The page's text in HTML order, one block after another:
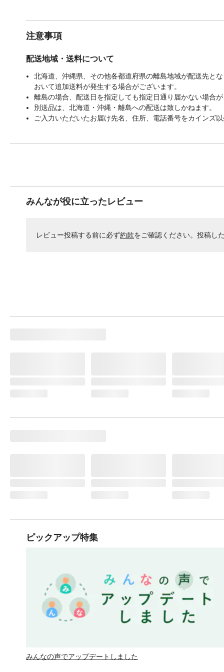
注意事項
配送地域・送料について
北海道、沖縄県、その他各都道府県の離島地域が配送先と
おいて追加送料が発生する場合がございます。
離島の場合、配送日を指定しても指定日通り届かない場合
別送品は、北海道・沖縄・離島への配送は致しかねます。
ご入力いただいたお届け先名、住所、電話番号をカインズ
みんなが役に立ったレビュー
レビュー投稿する前に必ず約款をご確認ください。投稿し
ピックアップ特集
みんなの声でアップデートしました